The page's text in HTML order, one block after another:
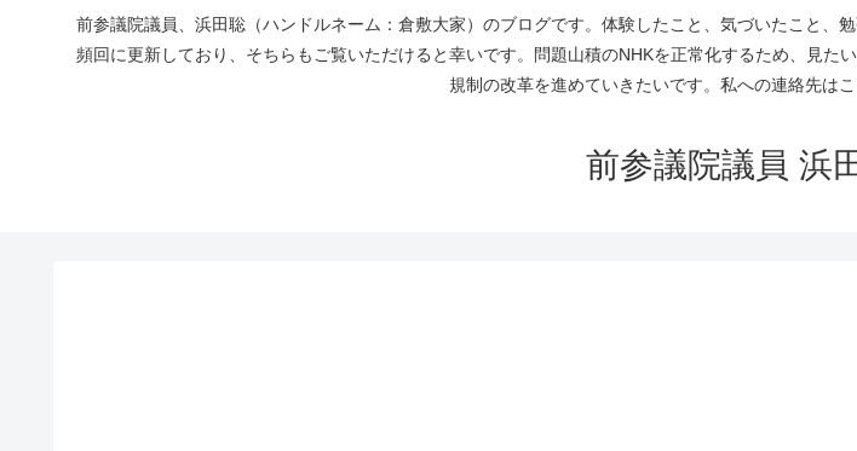
前参議院議員、浜田聡（ハンドルネーム：倉敷大家）のブログです。体験したこと、気づいたこと
頻回に更新しており、そちらもご覧いただけると幸いです。問題山積のNHKを正常化するため、見
規制の改革を進めていきたいです。私への連絡先
前参議院議員 浜